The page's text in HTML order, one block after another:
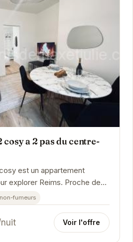
cosy a 2 pas du centre-
est un appartement
explorer Reims. Proche des
et sites touristiques, il
fumeurs
Voir l'offre